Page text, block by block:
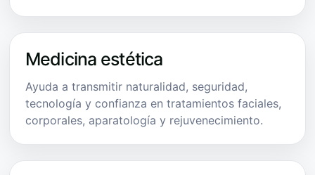
Medicina estética
Ayuda a transmitir naturalidad, seguridad,
tecnología y confianza en tratamientos faciales,
corporales, aparatología y rejuvenecimiento.